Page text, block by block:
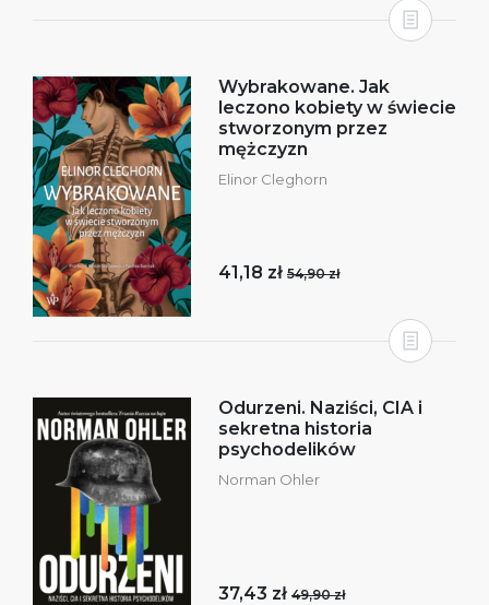
Wybrakowane. Jak
leczono kobiety w świecie
stworzonym przez
mężczyzn
Elinor Cleghorn
41,18 zł 54,90 zł
Odurzeni. Naziści, CIA i
sekretna historia
psychodelików
Norman Ohler
37,43 zł 49,90 zł